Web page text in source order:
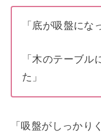
「底が吸盤にな
「木のテーブ
た」
「吸盤がしっかり